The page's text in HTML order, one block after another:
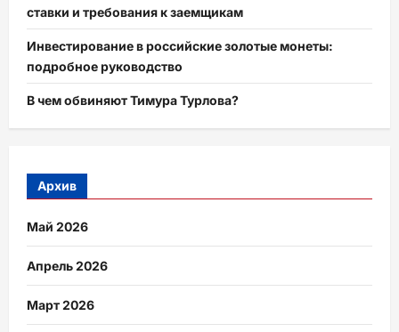
ставки и требования к заемщикам
Инвестирование в российские золотые монеты:
подробное руководство
В чем обвиняют Тимура Турлова?
Архив
Май 2026
Апрель 2026
Март 2026